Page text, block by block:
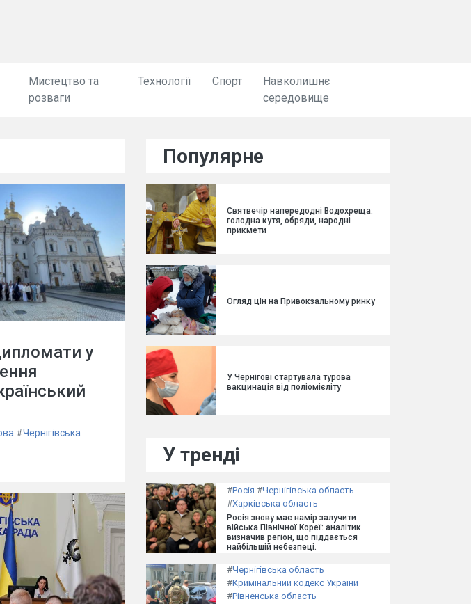
Мистецтво та
розваги
Технології Спорт
Навколишнє
середовище
у
#Чернігівська
Популярне
Святвечір напередодні Водохреща:
голодна кутя, обряди, народні
прикмети
Огляд цін на Привокзальному ринку
У Чернігові стартувала турова
вакцинація від поліомієліту
У тренді
#Росія #Чернігівська область
#Харківська область
Росія знову має намір залучити
війська Північної Кореї: аналітик
визначив регіон, що піддається
найбільшій небезпеці.
#Чернігівська область
#Кримінальний кодекс України
#Рівненська область